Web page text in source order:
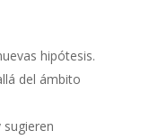
hipótesis.
del ámbito